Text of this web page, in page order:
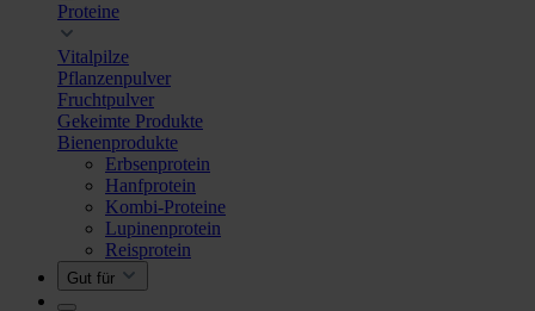
Proteine
Vitalpilze
Pflanzenpulver
Fruchtpulver
Gekeimte Produkte
Bienenprodukte
Erbsenprotein
Hanfprotein
Kombi-Proteine
Lupinenprotein
Reisprotein
Gut für